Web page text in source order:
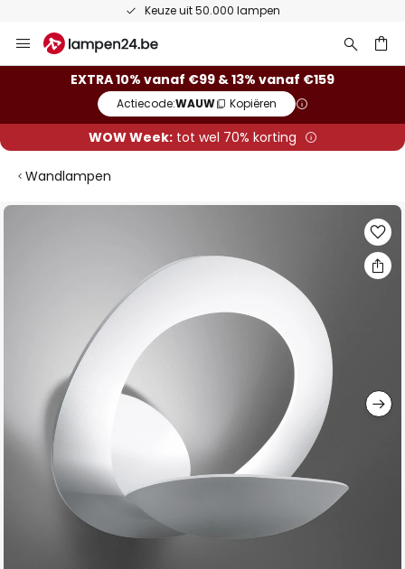
Keuze uit 50.000 lampen
naar
EXTRA 10% vanaf €99 & 13% vanaf €159
Actiecode:WAUW Kopiëren
WOW Week:tot wel 70% korting
Wandlampen
Ga
afbeeldingen-